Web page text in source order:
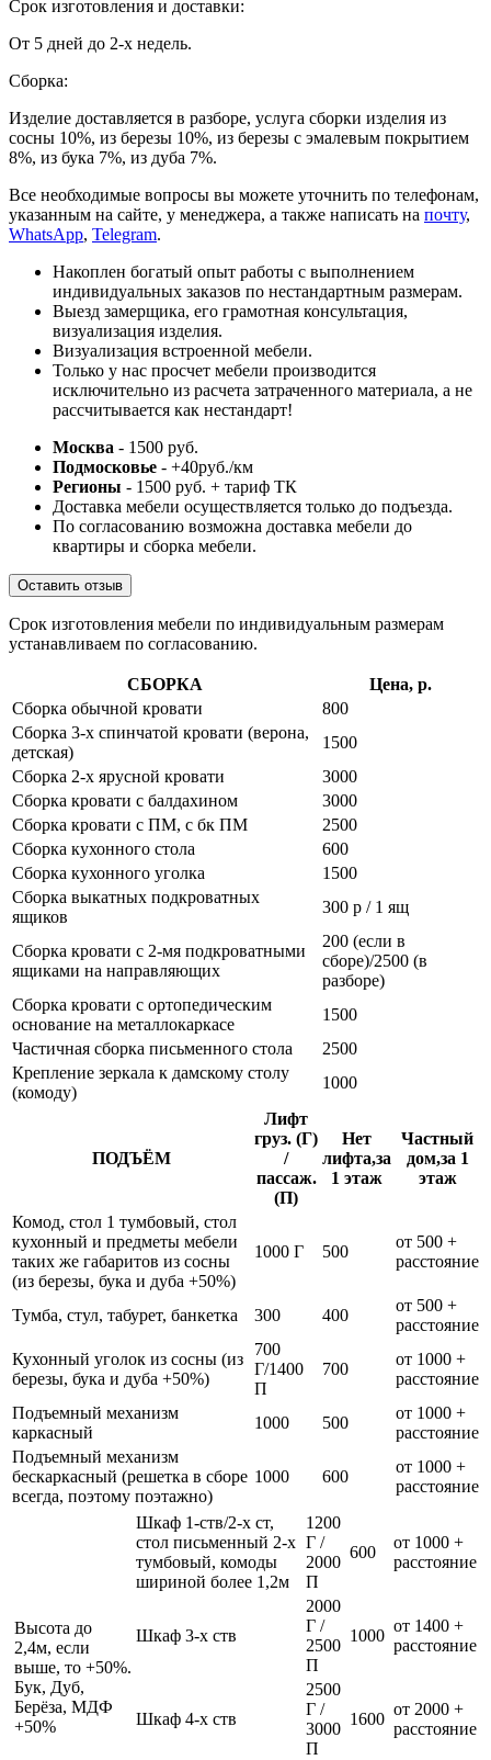
Срок изготовления и доставки:
От 5 дней до 2-х недель.
Сборка:
Изделие доставляется в разборе, услуга сборки изделия из
сосны 10%, из березы 10%, из березы с эмалевым покрытием
8%, из бука 7%, из дуба 7%.
Все необходимые вопросы вы можете уточнить по телефонам,
указанным на сайте, у менеджера, а также написать на почту,
WhatsApp, Telegram.
Накоплен богатый опыт работы с выполнением
индивидуальных заказов по нестандартным размерам.
Выезд замерщика, его грамотная консультация,
визуализация изделия.
Визуализация встроенной мебели.
Только у нас просчет мебели производится
исключительно из расчета затраченного материала, а не
рассчитывается как нестандарт!
Москва - 1500 руб.
Подмосковье - +40руб./км
Регионы - 1500 руб. + тариф ТК
Доставка мебели осуществляется только до подъезда.
По согласованию возможна доставка мебели до
квартиры и сборка мебели.
Оставить отзыв
Срок изготовления мебели по индивидуальным размерам
устанавливаем по согласованию.
СБОРКА
Цена, р.
Сборка обычной кровати
800
Сборка 3-х спинчатой кровати (верона,
детская)
1500
Сборка 2-х ярусной кровати
3000
Сборка кровати с балдахином
3000
Сборка кровати с ПМ, с бк ПМ
2500
Сборка кухонного стола
600
Сборка кухонного уголка
1500
Сборка выкатных подкроватных
ящиков
300 р / 1 ящ
Сборка кровати с 2-мя подкроватными
ящиками на направляющих
200 (если в
сборе)/2500 (в
разборе)
Сборка кровати с ортопедическим
основание на металлокаркасе
1500
Частичная сборка письменного стола
2500
Крепление зеркала к дамскому столу
(комоду)
1000
ПОДЪЁМ
Лифт
груз. (Г)
/
пассаж.
(П)
Нет
лифта,за
1 этаж
Частный
дом,за 1
этаж
Комод, стол 1 тумбовый, стол
кухонный и предметы мебели
таких же габаритов из сосны
(из березы, бука и дуба +50%)
1000 Г 500
от 500 +
расстояние
Тумба, стул, табурет, банкетка 300 400
от 500 +
расстояние
Кухонный уголок из сосны (из
березы, бука и дуба +50%)
700
Г/1400
П
700
от 1000 +
расстояние
Подъемный механизм
каркасный
1000 500
от 1000 +
расстояние
Подъемный механизм
бескаркасный (решетка в сборе
всегда, поэтому поэтажно)
1000 600
от 1000 +
расстояние
Высота до
2,4м, если
выше, то +50%.
Бук, Дуб,
Берёза, МДФ
+50%
Шкаф 1-ств/2-х ст,
стол письменный 2-х
тумбовый, комоды
шириной более 1,2м
1200
Г /
2000
П
600
от 1000 +
расстояние
Шкаф 3-х ств
2000
Г /
2500
П
1000
от 1400 +
расстояние
Шкаф 4-х ств
2500
Г /
3000
П
1600
от 2000 +
расстояние